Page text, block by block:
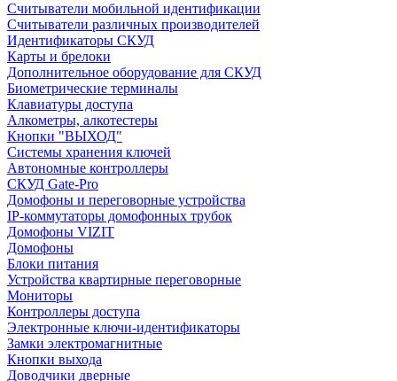
Считыватели мобильной идентификации
Считыватели различных производителей
Идентификаторы СКУД
Карты и брелоки
Дополнительное оборудование для СКУД
Биометрические терминалы
Клавиатуры доступа
Алкометры, алкотестеры
Кнопки "ВЫХОД"
Системы хранения ключей
Автономные контроллеры
СКУД Gate-Pro
Домофоны и переговорные устройства
IP-коммутаторы домофонных трубок
Домофоны VIZIT
Домофоны
Блоки питания
Устройства квартирные переговорные
Мониторы
Контроллеры доступа
Электронные ключи-идентификаторы
Замки электромагнитные
Кнопки выхода
Доводчики дверные